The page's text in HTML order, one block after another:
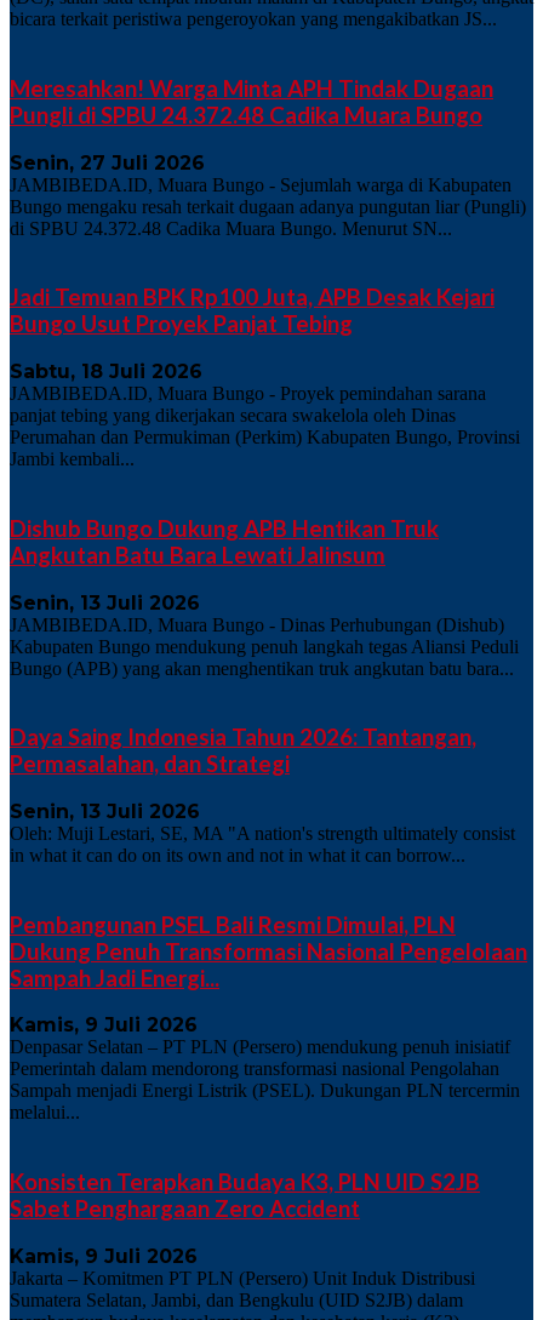
bicara terkait peristiwa pengeroyokan yang mengakibatkan JS...
Meresahkan! Warga Minta APH Tindak Dugaan
Pungli di SPBU 24.372.48 Cadika Muara Bungo
Senin, 27 Juli 2026
JAMBIBEDA.ID, Muara Bungo - Sejumlah warga di Kabupaten
Bungo mengaku resah terkait dugaan adanya pungutan liar (Pungli)
di SPBU 24.372.48 Cadika Muara Bungo. Menurut SN...
Jadi Temuan BPK Rp100 Juta, APB Desak Kejari
Bungo Usut Proyek Panjat Tebing
Sabtu, 18 Juli 2026
JAMBIBEDA.ID, Muara Bungo - Proyek pemindahan sarana
panjat tebing yang dikerjakan secara swakelola oleh Dinas
Perumahan dan Permukiman (Perkim) Kabupaten Bungo, Provinsi
Jambi kembali...
Dishub Bungo Dukung APB Hentikan Truk
Angkutan Batu Bara Lewati Jalinsum
Senin, 13 Juli 2026
JAMBIBEDA.ID, Muara Bungo - Dinas Perhubungan (Dishub)
Kabupaten Bungo mendukung penuh langkah tegas Aliansi Peduli
Bungo (APB) yang akan menghentikan truk angkutan batu bara...
Daya Saing Indonesia Tahun 2026: Tantangan,
Permasalahan, dan Strategi
Senin, 13 Juli 2026
Oleh: Muji Lestari, SE, MA "A nation's strength ultimately consist
in what it can do on its own and not in what it can borrow...
Pembangunan PSEL Bali Resmi Dimulai, PLN
Dukung Penuh Transformasi Nasional Pengelolaan
Sampah Jadi Energi...
Kamis, 9 Juli 2026
Denpasar Selatan – PT PLN (Persero) mendukung penuh inisiatif
Pemerintah dalam mendorong transformasi nasional Pengolahan
Sampah menjadi Energi Listrik (PSEL). Dukungan PLN tercermin
melalui...
Konsisten Terapkan Budaya K3, PLN UID S2JB
Sabet Penghargaan Zero Accident
Kamis, 9 Juli 2026
Jakarta – Komitmen PT PLN (Persero) Unit Induk Distribusi
Sumatera Selatan, Jambi, dan Bengkulu (UID S2JB) dalam